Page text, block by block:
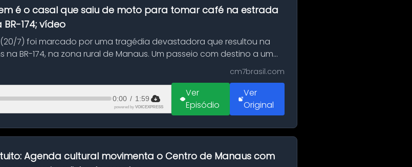
é o casal que saiu de moto para tomar café na estrada
174; vídeo
7) foi marcado por uma tragédia devastadora que resultou na
BR-174, na zona rural de Manaus. Um passeio com destino a um
cm7brasil.com
0:00 / 1:59
powered by VOICEXPRESS
Ver
Episódio
Ver
Original
Agenda cultural movimenta o Centro de Manaus com